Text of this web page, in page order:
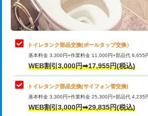
トイレタンク部品交換(ボールタップ交換）
基本料金 3,300円+作業料金 11,000円+部品代 6,655
WEB割引3,000円➡17,955円(税込)
トイレタンク部品交換(サイフォン管交換)
基本料金 3,300円+作業料金 25,300円+部品代 4,235
WEB割引3,000円➡29,835円(税込)